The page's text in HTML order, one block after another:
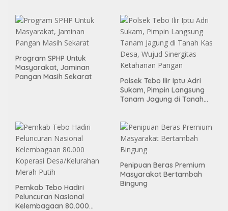
Program SPHP Untuk
Masyarakat, Jaminan
Pangan Masih Sekarat
Polsek Tebo Ilir Iptu Adri
Sukam, Pimpin Langsung
Tanam Jagung di Tanah
Pemkab Tebo Hadiri
Peluncuran Nasional
Kelembagaan 80.000
Penipuan Beras Premium
Masyarakat Bertambah
Bingung